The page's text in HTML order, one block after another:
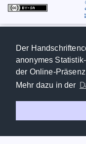
Der
anonymes
der Online-
Mehr dazu in der